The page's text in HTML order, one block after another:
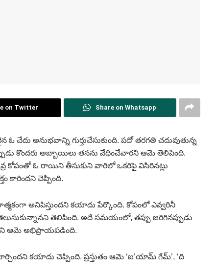
on Twitter Share on Whatsapp
అనుభవాన్ని గుర్తుచేసుకుంది. పదో తరగతి చదువుతున్న
కొందరు అబ్బాయిలు తనను వేధించేవారని ఆమె తెలిపింది.
కోపంతో ఓ రాయిని తీసుకుని వారిలో ఒకరిపై విసిరినట్లు
కారిందని చెప్పింది.
అనిపిస్తుందని కయాదు పేర్కొంది. కోపంలో ఎవ్వరినీ
తెలిపింది. అదే సమయంలో, తప్పు జరిగినప్పుడు
ఆమె అభిప్రాయపడింది.
కయాదు చెప్పింది. ప్రస్తుతం ఆమె ‘ఐ’యామ్ గేమ్’, ‘ది